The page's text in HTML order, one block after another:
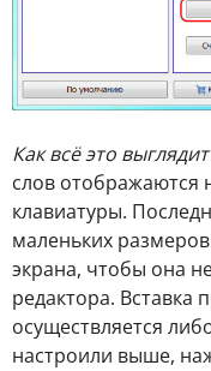
Как всё это
слов отображаются
клавиатуры.
маленьких
экрана, чтобы она
редактора. Вставка
осуществляется
настроили выше,